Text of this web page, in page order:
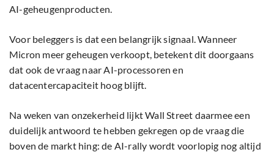
AI-geheugenproducten.
Voor beleggers is dat een belangrijk signaal. Wanneer
Micron meer geheugen verkoopt, betekent dit doorgaans
dat ook de vraag naar AI-processoren en
datacentercapaciteit hoog blijft.
Na weken van onzekerheid lijkt Wall Street daarmee een
duidelijk antwoord te hebben gekregen op de vraag die
boven de markt hing: de AI-rally wordt voorlopig nog altijd